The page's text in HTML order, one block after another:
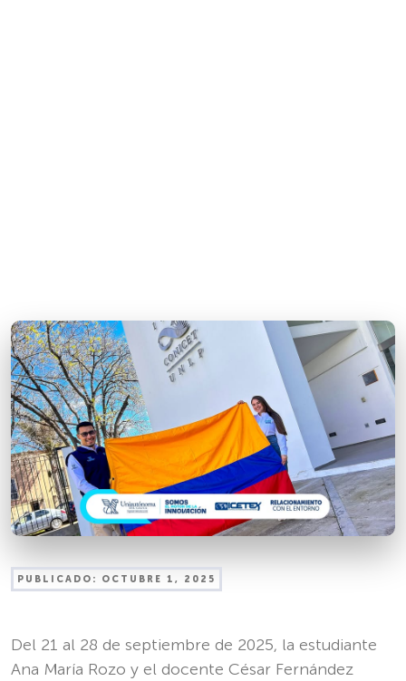
PUBLICADO: OCTUBRE 1, 2025
Del 21 al 28 de septiembre de 2025, la estudiante
Ana María Rozo y el docente César Fernández